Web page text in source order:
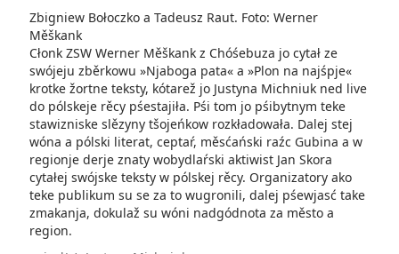
Zbigniew Bołoczko a Tadeusz Raut. Foto: Werner
Měškank
Cłonk ZSW Werner Měškank z Chóśebuza jo cytał ze
swójeju zběrkowu »Njaboga pata« a »Plon na najśpje«
krotke žortne teksty, kótarež jo Justyna Michniuk ned live
do pólskeje rěcy pśestajiła. Pśi tom jo pśibytnym teke
stawizniske slězyny tšojeńkow rozkładowała. Dalej stej
wóna a pólski literat, ceptaŕ, měsćański raźc Gubina a w
regionje derje znaty wobydlaŕski aktiwist Jan Skora
cytałej swójske teksty w pólskej rěcy. Organizatory ako
teke publikum su se za to wugronili, dalej pśewjasć take
zmakanja, dokulaž su wóni nadgódnota za město a
region.